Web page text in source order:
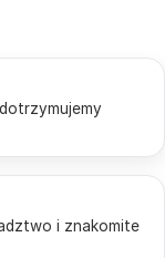
i znakomite